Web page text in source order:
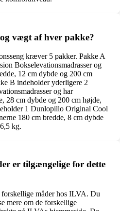
vægt af hver pakke?
kræver 5 pakker. Pakke A
Bokselevationsmadrasser og
12 cm dybde og 200 cm
B indeholder yderligere 2
og har
28 cm dybde og 200 cm højde,
1 Dunlopillo Original Cool
180 cm bredde, 8 cm dybde
kg.
er tilgængelige for dette
måder hos ILVA. Du
mere om de forskellige